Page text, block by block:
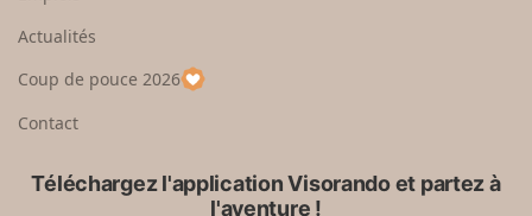
u
p
a
Actualités
Coup de pouce 2026
Contact
Téléchargez l'application Visorando et partez à
l'aventure !